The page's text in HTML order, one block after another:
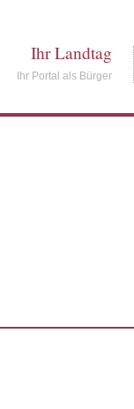
Ihr Landtag
Ihr Portal als Bürger